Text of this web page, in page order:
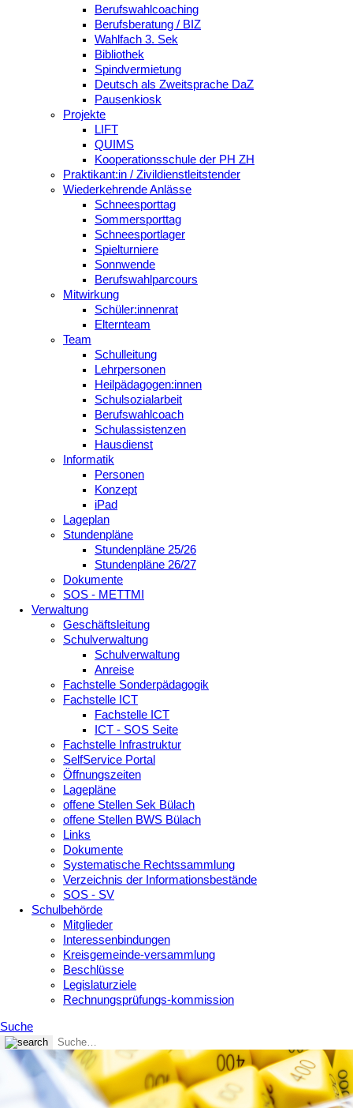
Berufswahlcoaching
Berufsberatung / BIZ
Wahlfach 3. Sek
Bibliothek
Spindvermietung
Deutsch als Zweitsprache DaZ
Pausenkiosk
Projekte
LIFT
QUIMS
Kooperationsschule der PH ZH
Praktikant:in / Zivildienstleitstender
Wiederkehrende Anlässe
Schneesporttag
Sommersporttag
Schneesportlager
Spielturniere
Sonnwende
Berufswahlparcours
Mitwirkung
Schüler:innenrat
Elternteam
Team
Schulleitung
Lehrpersonen
Heilpädagogen:innen
Schulsozialarbeit
Berufswahlcoach
Schulassistenzen
Hausdienst
Informatik
Personen
Konzept
iPad
Lageplan
Stundenpläne
Stundenpläne 25/26
Stundenpläne 26/27
Dokumente
SOS - METTMI
Verwaltung
Geschäftsleitung
Schulverwaltung
Schulverwaltung
Anreise
Fachstelle Sonderpädagogik
Fachstelle ICT
Fachstelle ICT
ICT - SOS Seite
Fachstelle Infrastruktur
SelfService Portal
Öffnungszeiten
Lagepläne
offene Stellen Sek Bülach
offene Stellen BWS Bülach
Links
Dokumente
Systematische Rechtssammlung
Verzeichnis der Informationsbestände
SOS - SV
Schulbehörde
Mitglieder
Interessenbindungen
Kreisgemeinde-versammlung
Beschlüsse
Legislaturziele
Rechnungsprüfungs-kommission
Suche